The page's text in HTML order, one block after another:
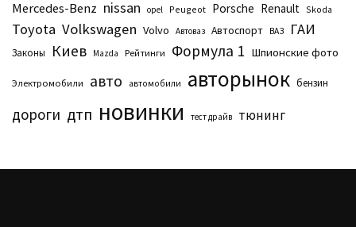
Mercedes-Benz nissan opel Peugeot Porsche Renault Skoda
Toyota Volkswagen Volvo Автоваз Автоспорт ВАЗ ГАИ
Законы Киев Маzda Рейтинги Формула 1 Шпионские фото
Электромобили авто автомобили авторынок бензин
дороги дтп новинки тест драйв тюнинг